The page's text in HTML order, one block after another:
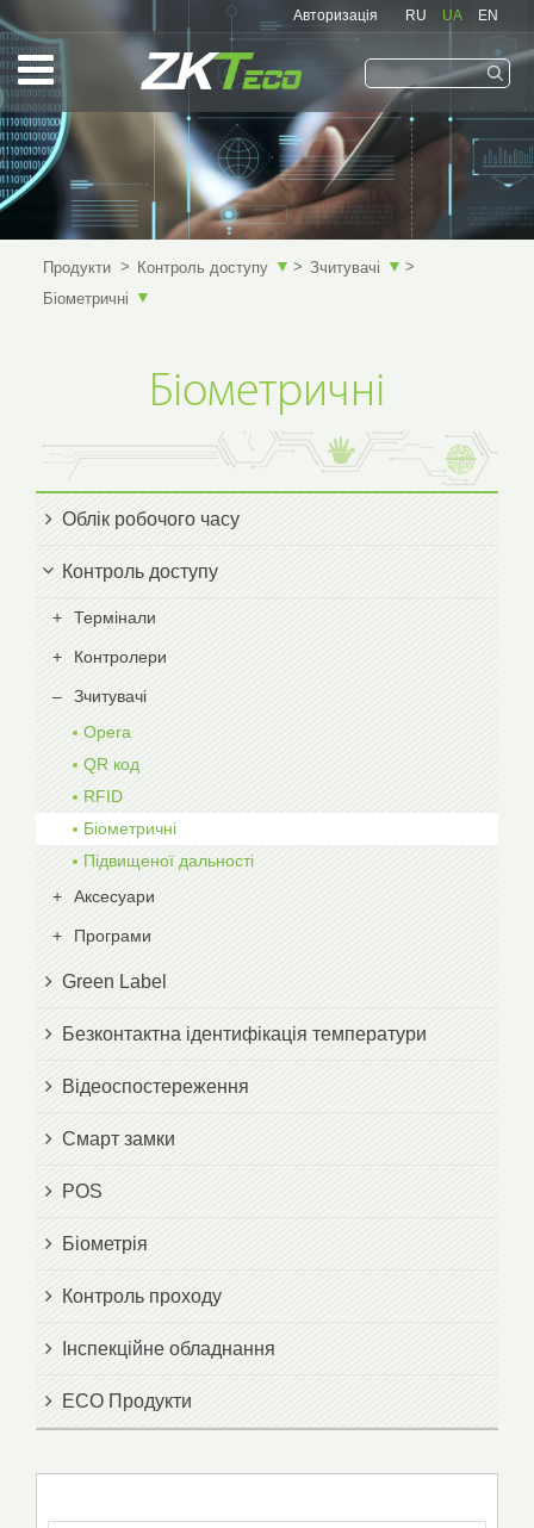
Авторизація
RU UA EN
Продукти Контроль доступу ▼ Зчитувачі ▼
Біометричні ▼
Біометричні
Облік робочого часу
Контроль доступу
Термінали
Контролери
Зчитувачі
Opera
QR код
RFID
Біометричні
Підвищеної дальності
Аксесуари
Програми
Green Label
Безконтактна ідентифікація температури
Відеоспостереження
Смарт замки
POS
Біометрія
Контроль проходу
Інспекційне обладнання
ECO Продукти